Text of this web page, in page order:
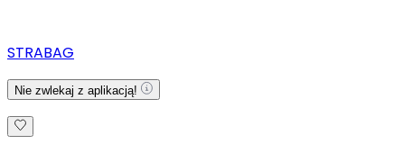
STRABAG
Nie zwlekaj z aplikacją!